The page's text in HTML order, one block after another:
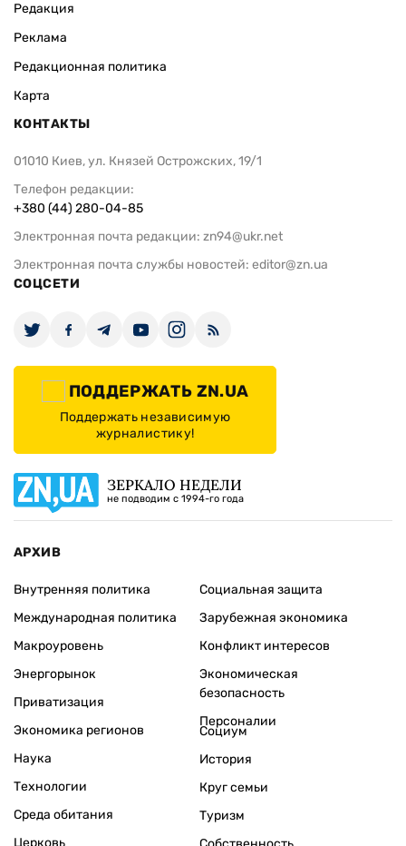
Редакция
Реклама
Редакционная политика
Карта
КОНТАКТЫ
01010 Киев, ул. Князей Острожских, 19/1
Телефон редакции:
+380 (44) 280-04-85
Электронная почта редакции: zn94@ukr.net
Электронная почта службы новостей: editor@zn.ua
СОЦСЕТИ
ПОДДЕРЖАТЬ ZN.UA
Поддержать независимую
журналистику!
ЗЕРКАЛО НЕДЕЛИ
не подводим с 1994-го года
АРХИВ
Внутренняя политика
Международная политика
Макроуровень
Энергорынок
Приватизация
Экономика регионов
Социальная защита
Зарубежная экономика
Конфликт интересов
Экономическая
безопасность
Персоналии
Наука
Технологии
Среда обитания
Социум
История
Круг семьи
Туризм